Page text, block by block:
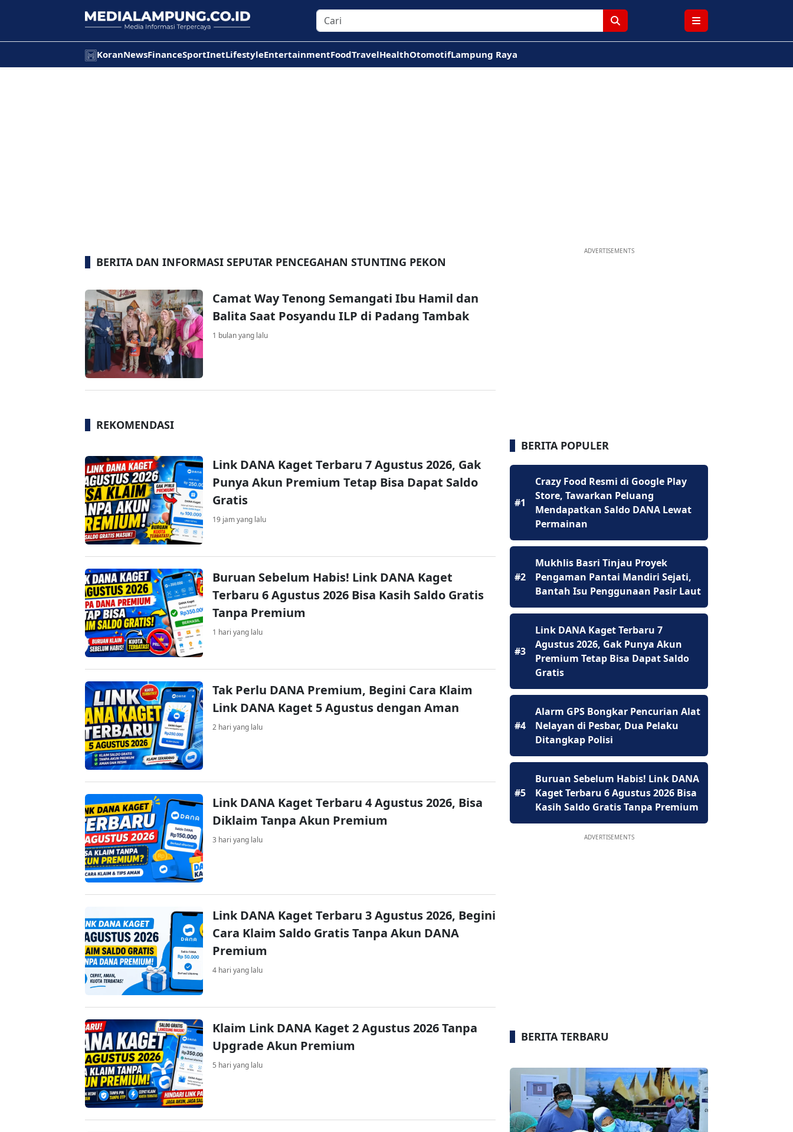
KoranNewsFinanceSportInetLifestyleEntertainmentFoodTravelHealthOtomotifLampung Raya
BERITA DAN INFORMASI SEPUTAR PENCEGAHAN STUNTING PEKON
Camat Way Tenong Semangati Ibu Hamil dan
Balita Saat Posyandu ILP di Padang Tambak
1 bulan yang lalu
REKOMENDASI
Link DANA Kaget Terbaru 7 Agustus 2026, Gak
Punya Akun Premium Tetap Bisa Dapat Saldo
Gratis
19 jam yang lalu
Buruan Sebelum Habis! Link DANA Kaget
Terbaru 6 Agustus 2026 Bisa Kasih Saldo Gratis
Tanpa Premium
1 hari yang lalu
Tak Perlu DANA Premium, Begini Cara Klaim
Link DANA Kaget 5 Agustus dengan Aman
2 hari yang lalu
Link DANA Kaget Terbaru 4 Agustus 2026, Bisa
Diklaim Tanpa Akun Premium
3 hari yang lalu
Link DANA Kaget Terbaru 3 Agustus 2026, Begini
Cara Klaim Saldo Gratis Tanpa Akun DANA
Premium
4 hari yang lalu
Klaim Link DANA Kaget 2 Agustus 2026 Tanpa
Upgrade Akun Premium
5 hari yang lalu
ADVERTISEMENTS
BERITA POPULER
#1
Crazy Food Resmi di Google Play
Store, Tawarkan Peluang
Mendapatkan Saldo DANA Lewat
Permainan
#2
Mukhlis Basri Tinjau Proyek
Pengaman Pantai Mandiri Sejati,
Bantah Isu Penggunaan Pasir Laut
#3
Link DANA Kaget Terbaru 7
Agustus 2026, Gak Punya Akun
Premium Tetap Bisa Dapat Saldo
Gratis
#4
Alarm GPS Bongkar Pencurian Alat
Nelayan di Pesbar, Dua Pelaku
Ditangkap Polisi
#5
Buruan Sebelum Habis! Link DANA
Kaget Terbaru 6 Agustus 2026 Bisa
Kasih Saldo Gratis Tanpa Premium
ADVERTISEMENTS
BERITA TERBARU